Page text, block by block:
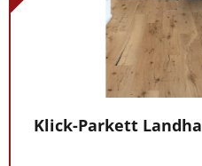
Klick-Parkett